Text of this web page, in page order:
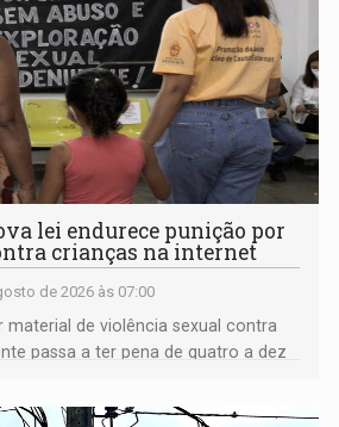
lei endurece punição por
crianças na internet
de 2026 às 07:00
material de violência sexual contra
passa a ter pena de quatro a dez